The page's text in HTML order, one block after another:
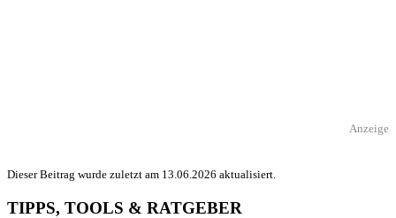
Anzeige
Dieser Beitrag wurde zuletzt am 13.06.2026 aktualisiert.
TIPPS, TOOLS & RATGEBER